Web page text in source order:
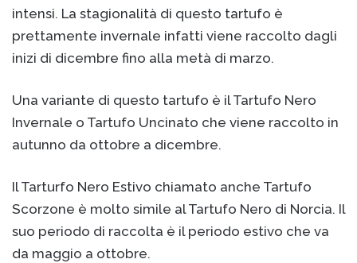
intensi. La stagionalità di questo tartufo è
prettamente invernale infatti viene raccolto dagli
inizi di dicembre fino alla metà di marzo.
Una variante di questo tartufo è il Tartufo Nero
Invernale o Tartufo Uncinato che viene raccolto in
autunno da ottobre a dicembre.
Il Tarturfo Nero Estivo chiamato anche Tartufo
Scorzone è molto simile al Tartufo Nero di Norcia. Il
suo periodo di raccolta è il periodo estivo che va
da maggio a ottobre.